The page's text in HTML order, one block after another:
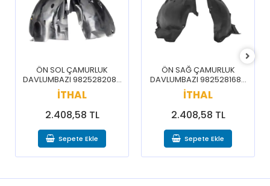
ÖN SOL ÇAMURLUK
DAVLUMBAZI 9825282080
/ 3008 5008 16-20
İTHAL
2.408,58 TL
Sepete Ekle
ÖN SAĞ ÇAMURLUK
DAVLUMBAZI 9825281680
/ 3008 5008 16-20
İTHAL
2.408,58 TL
Sepete Ekle